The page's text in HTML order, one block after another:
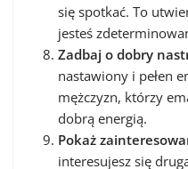
się spotkać. To
jesteś
Zadbaj o dobry
nastawiony i pełen
mężczyzn, którzy
dobrą energią.
Pokaż
interesujesz się